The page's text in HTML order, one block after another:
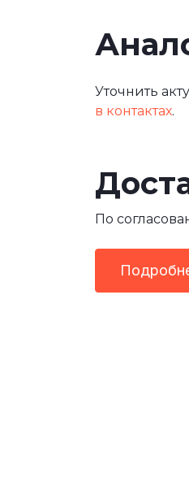
Уточнить
в контактах.
По